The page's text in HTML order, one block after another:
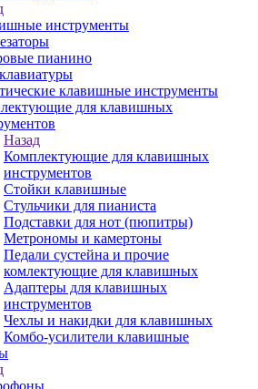
инструменты
пианино
клавишные инструменты
для клавишных
Назад
Комплектующие для клавишных
инструментов
Стойки клавишные
Стульчики для пианиста
Подставки для нот (пюпитры)
Метрономы и камертоны
Педали сустейна и прочие
комлектующие для клавишных
Адаптеры для клавишных
инструментов
Чехлы и накидки для клавишных
Комбо-усилители клавишные